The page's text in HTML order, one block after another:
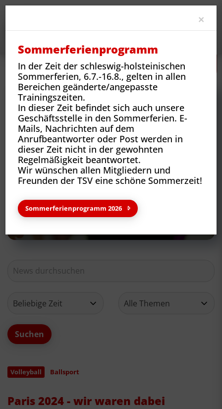
Neues Vereins-News Paris 2024 - wir waren dabei
Neues aus deinem Verein
Volleyball Ballsport
Paris 2024 - wir waren dabei
×
Sommerferienprogramm
In der Zeit der schleswig-holsteinischen
Sommerferien, 6.7.-16.8., gelten in allen
Bereichen geänderte/angepasste
Trainingszeiten.
In dieser Zeit befindet sich auch unsere
Geschäftsstelle in den Sommerferien. E-
Mails, Nachrichten auf dem
Anrufbeantworter oder Post werden in
dieser Zeit nicht in der gewohnten
Regelmäßigkeit beantwortet.
Wir wünschen allen Mitgliedern und
Freunden der TSV eine schöne Sommerzeit!
Sommerferienprogramm 2026